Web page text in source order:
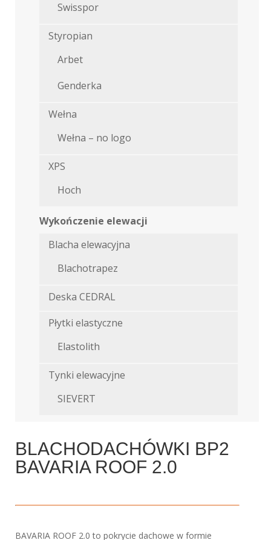
Swisspor
Styropian
Arbet
Genderka
Wełna
Wełna – no logo
XPS
Hoch
Wykończenie elewacji
Blacha elewacyjna
Blachotrapez
Deska CEDRAL
Płytki elastyczne
Elastolith
Tynki elewacyjne
SIEVERT
BLACHODACHÓWKI BP2
BAVARIA ROOF 2.0
BAVARIA ROOF 2.0 to pokrycie dachowe w formie